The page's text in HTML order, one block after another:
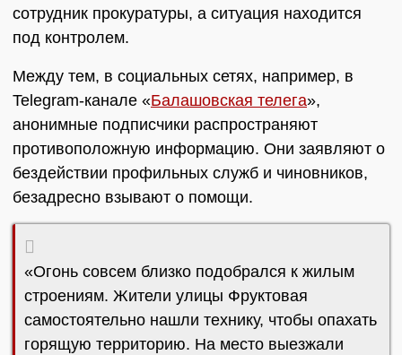
сотрудник прокуратуры, а ситуация находится
под контролем.
Между тем, в социальных сетях, например, в
Telegram-канале «Балашовская телега»,
анонимные подписчики распространяют
противоположную информацию. Они заявляют о
бездействии профильных служб и чиновников,
безадресно взывают о помощи.
«Огонь совсем близко подобрался к жилым
строениям. Жители улицы Фруктовая
самостоятельно нашли технику, чтобы опахать
горящую территорию. На место выезжали